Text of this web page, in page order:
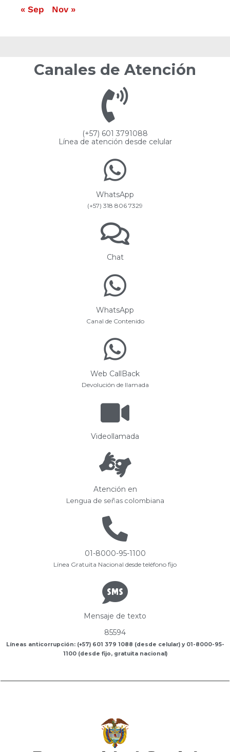
« Sep Nov »
Canales de Atención
(+57) 601 3791088
Línea de atención desde celular
WhatsApp
(+57) 318 806 7329
Chat
WhatsApp
Canal de Contenido
Web CallBack
Devolución de llamada
Videollamada
Atención en
Lengua de señas colombiana
01-8000-95-1100
Línea Gratuita Nacional desde teléfono fijo
Mensaje de texto
85594
Líneas anticorrupción: (+57) 601 379 1088 (desde celular) y 01-8000-95-
1100 (desde fijo, gratuita nacional)